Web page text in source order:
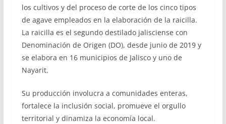
los cultivos y del proceso de corte de los cinco tipos
de agave empleados en la elaboración de la raicilla.
La raicilla es el segundo destilado jalisciense con
Denominación de Origen (DO), desde junio de 2019 y
se elabora en 16 municipios de Jalisco y uno de
Nayarit.
Su producción involucra a comunidades enteras,
fortalece la inclusión social, promueve el orgullo
territorial y dinamiza la economía local.